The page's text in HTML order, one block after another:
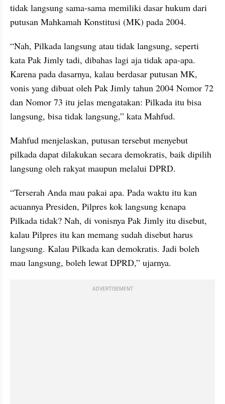
tidak langsung sama-sama memiliki dasar hukum dari
putusan Mahkamah Konstitusi (MK) pada 2004.
“Nah, Pilkada langsung atau tidak langsung, seperti
kata Pak Jimly tadi, dibahas lagi aja tidak apa-apa.
Karena pada dasarnya, kalau berdasar putusan MK,
vonis yang dibuat oleh Pak Jimly tahun 2004 Nomor 72
dan Nomor 73 itu jelas mengatakan: Pilkada itu bisa
langsung, bisa tidak langsung,” kata Mahfud.
Mahfud menjelaskan, putusan tersebut menyebut
pilkada dapat dilakukan secara demokratis, baik dipilih
langsung oleh rakyat maupun melalui DPRD.
“Terserah Anda mau pakai apa. Pada waktu itu kan
acuannya Presiden, Pilpres kok langsung kenapa
Pilkada tidak? Nah, di vonisnya Pak Jimly itu disebut,
kalau Pilpres itu kan memang sudah disebut harus
langsung. Kalau Pilkada kan demokratis. Jadi boleh
mau langsung, boleh lewat DPRD,” ujarnya.
ADVERTISEMENT